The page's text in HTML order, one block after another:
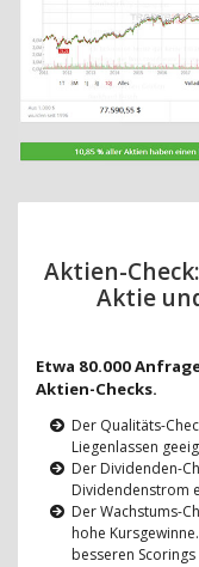
Aktien-
Aktie
Etwa 80.000
Aktien-Checks.
Der Qualitäts-
Liegenlassen
Der Dividenden-
Dividendenstrom
Der Wachstums-
hohe
besseren Scorings